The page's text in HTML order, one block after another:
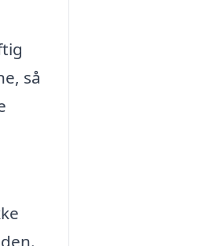
så